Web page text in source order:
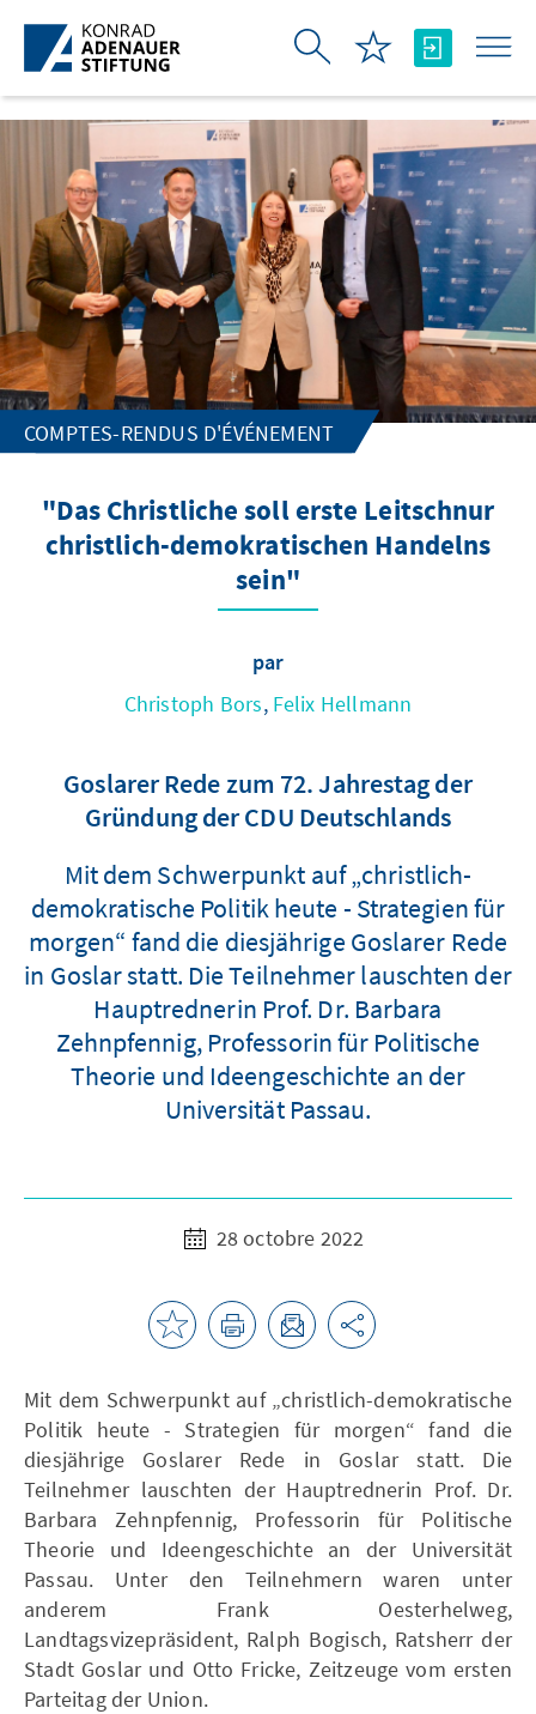
Saut au contenu principal
COMPTES-RENDUS D'ÉVÉNEMENT
"Das Christliche soll erste Leitschnur
christlich-demokratischen Handelns
sein"
par
Christoph Bors, Felix Hellmann
Goslarer Rede zum 72. Jahrestag der
Gründung der CDU Deutschlands
Mit dem Schwerpunkt auf „christlich-
demokratische Politik heute - Strategien für
morgen“ fand die diesjährige Goslarer Rede
in Goslar statt. Die Teilnehmer lauschten der
Hauptrednerin Prof. Dr. Barbara
Zehnpfennig, Professorin für Politische
Theorie und Ideengeschichte an der
Universität Passau.
28 octobre 2022
Mit dem Schwerpunkt auf „christlich-demokratische
Politik heute - Strategien für morgen“ fand die
diesjährige Goslarer Rede in Goslar statt. Die
Teilnehmer lauschten der Hauptrednerin Prof. Dr.
Barbara Zehnpfennig, Professorin für Politische
Theorie und Ideengeschichte an der Universität
Passau. Unter den Teilnehmern waren unter
anderem Frank Oesterhelweg,
Landtagsvizepräsident, Ralph Bogisch, Ratsherr der
Stadt Goslar und Otto Fricke, Zeitzeuge vom ersten
Parteitag der Union.